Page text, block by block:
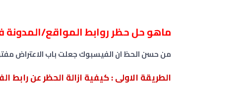
ماهو حلحظر روابط المواقع/
من حسن الحظ ان الفيسبوك جعلت باب الاعتراض
الطريقة الاولى : كيفية ازالة الحظر عن رابط